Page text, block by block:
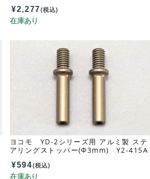
¥2,277(税込)
ヨコモ YD-2シリーズ用 アルミ製 ステ
アリングストッパー(Φ3mm) Y2-415A
¥594(税込)